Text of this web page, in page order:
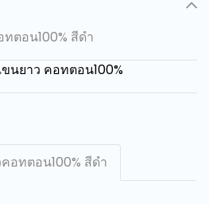
ตอน100% สีดำ
นยาว คอทตอน100%
อทตอน100% สีดำ